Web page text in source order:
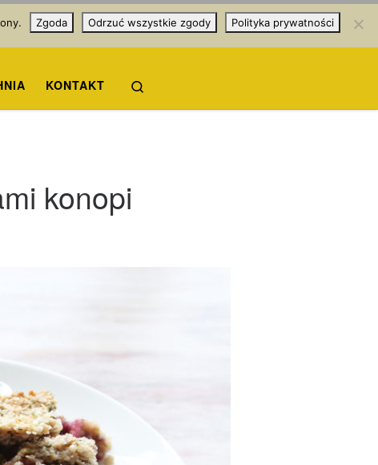
KONTAKT
konopi
Zgoda Odrzuć wszystkie zgody Polityka prywatności